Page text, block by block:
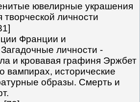
ювелирные украшения
творческой личности
Франции и
личности -
и кровавая графиня Эржбет
вампирах, исторические
образы. Смерть и